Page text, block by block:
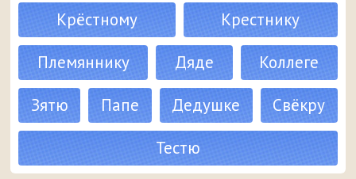
Крёстному
Крестнику
Племяннику
Дяде
Коллеге
Зятю
Папе Дедушке
Свёкру
Тестю